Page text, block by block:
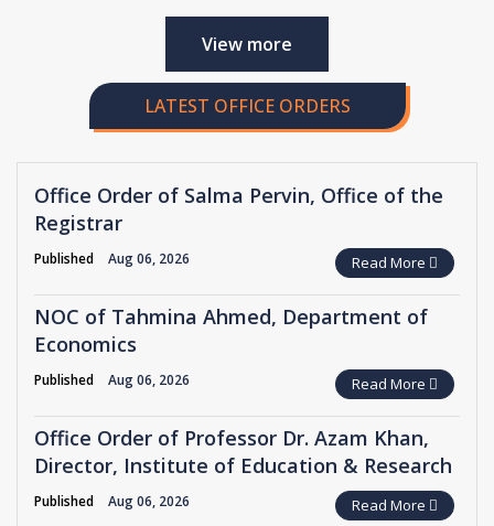
View more
LATEST OFFICE ORDERS
Office Order of Salma Pervin, Office of the
Registrar
Published Aug 06, 2026 Read More
NOC of Tahmina Ahmed, Department of
Economics
Published Aug 06, 2026 Read More
Office Order of Professor Dr. Azam Khan,
Director, Institute of Education & Research
Published Aug 06, 2026 Read More